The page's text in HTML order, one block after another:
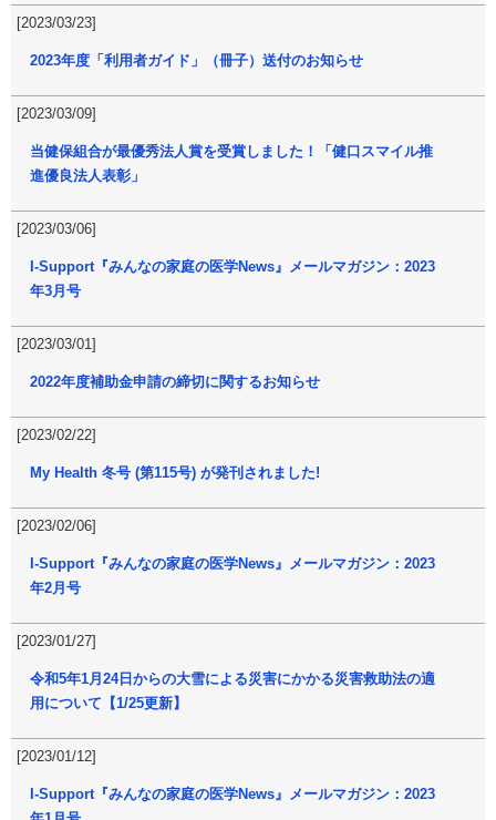
[2023/03/23]
2023年度「利用者ガイド」（冊子）送付のお知らせ
[2023/03/09]
当健保組合が最優秀法人賞を受賞しました！「健口スマイル推
進優良法人表彰」
[2023/03/06]
I-Support『みんなの家庭の医学News』メールマガジン：2023
年3月号
[2023/03/01]
2022年度補助金申請の締切に関するお知らせ
[2023/02/22]
My Health 冬号 (第115号) が発刊されました!
[2023/02/06]
I-Support『みんなの家庭の医学News』メールマガジン：2023
年2月号
[2023/01/27]
令和5年1月24日からの大雪による災害にかかる災害救助法の適
用について【1/25更新】
[2023/01/12]
I-Support『みんなの家庭の医学News』メールマガジン：2023